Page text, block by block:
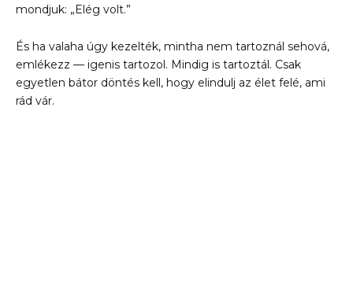
mondjuk: „Elég volt.”
És ha valaha úgy kezelték, mintha nem tartoznál sehová,
emlékezz — igenis tartozol. Mindig is tartoztál. Csak
egyetlen bátor döntés kell, hogy elindulj az élet felé, ami
rád vár.